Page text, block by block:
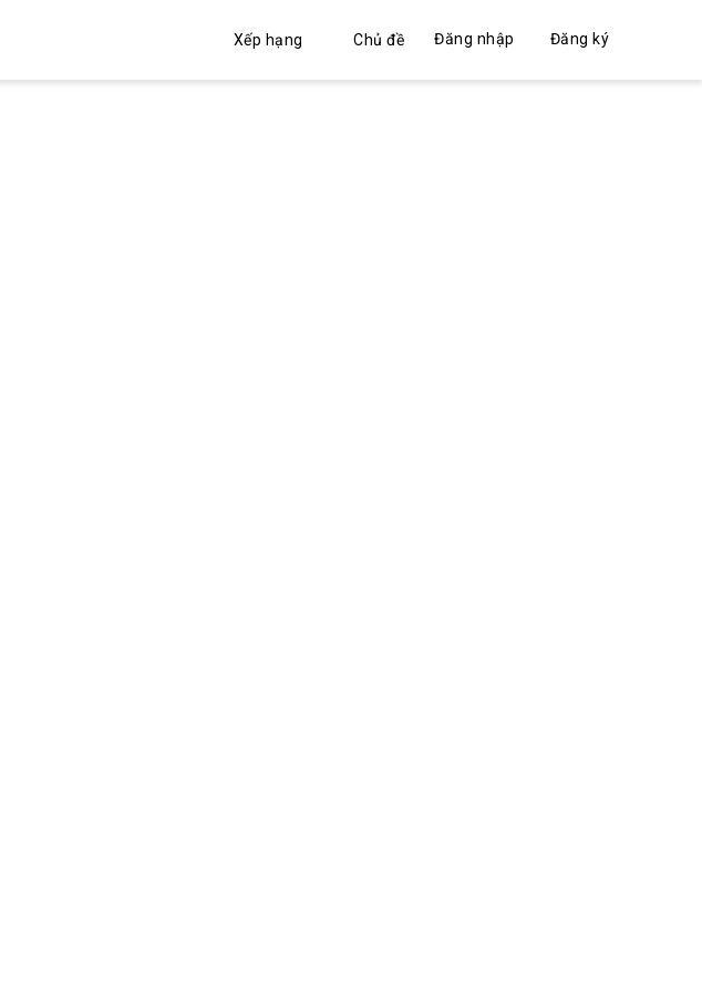
Xếp hạng Chủ đề Đăng nhập Đăng ký